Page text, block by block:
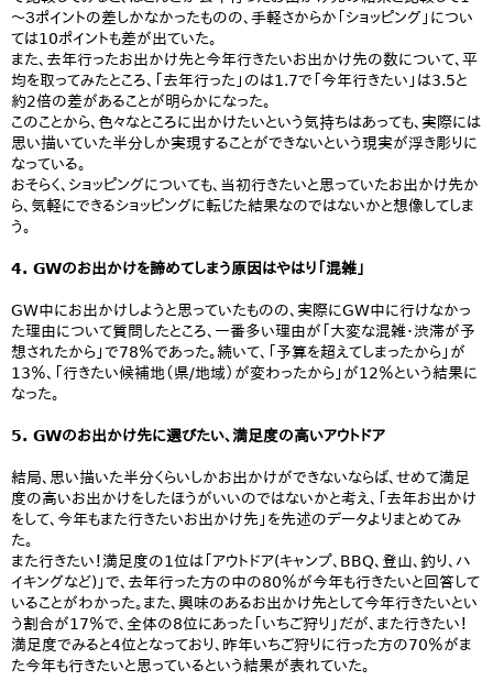
～３ポイントの差しかなかったものの、手軽さからか「ショッピング」につい
ては10ポイントも差が出ていた。
また、去年行ったお出かけ先と今年行きたいお出かけ先の数について、平
均を取ってみたところ、「去年行った」のは1.7で「今年行きたい」は3.5と
約2倍の差があることが明らかになった。
このことから、色々なところに出かけたいという気持ちはあっても、実際には
思い描いていた半分しか実現することができないという現実が浮き彫りに
なっている。
おそらく、ショッピングについても、当初行きたいと思っていたお出かけ先か
ら、気軽にできるショッピングに転じた結果なのではないかと想像してしま
う。
4. GWのお出かけを諦めてしまう原因はやはり「混雑」
GW中にお出かけしようと思っていたものの、実際にGW中に行けなかっ
た理由について質問したところ、一番多い理由が「大変な混雑・渋滞が予
想されたから」で78％であった。続いて、「予算を超えてしまったから」が
13％、「行きたい候補地（県/地域）が変わったから」が12％という結果に
なった。
5. GWのお出かけ先に選びたい、満足度の高いアウトドア
結局、思い描いた半分くらいしかお出かけができないならば、せめて満足
度の高いお出かけをしたほうがいいのではないかと考え、「去年お出かけ
をして、今年もまた行きたいお出かけ先」を先述のデータよりまとめてみ
た。
また行きたい！満足度の1位は「アウトドア(キャンプ、BBQ、登山、釣り、ハ
イキングなど)」で、去年行った方の中の80％が今年も行きたいと回答して
いることがわかった。また、興味のあるお出かけ先として今年行きたいとい
う割合が17％で、全体の8位にあった「いちご狩り」だが、また行きたい！
満足度でみると4位となっており、昨年いちご狩りに行った方の70％がま
た今年も行きたいと思っているという結果が表れていた。